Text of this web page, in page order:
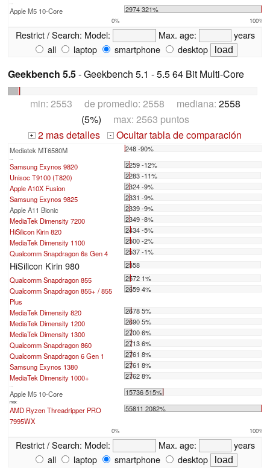
Apple M5 10-Core 2974 321%
0% 100%
Restrict / Search: Model: Max. age:
years
all
laptop smartphone desktop
Geekbench 5.5- Geekbench 5.1 - 5.5 64 Bit Multi-Core
min: 2553 de promedio: 2558 mediana: 2558
(5%) max: 2563 puntos
+ 2 mas detalles - Ocultar tabla de comparación
Mediatek MT6580M 248 -90%
Samsung Exynos 9820
2259 -12%
Unisoc T9100 (T820)
2283 -11%
Apple A10X Fusion
2324 -9%
Samsung Exynos 9825
2331 -9%
Apple A11 Bionic
2339 -9%
MediaTek Dimensity 7200
2349 -8%
HiSilicon Kirin 820
2434 -5%
MediaTek Dimensity 1100
2500 -2%
Qualcomm Snapdragon 6s Gen 4
2537 -1%
HiSilicon Kirin 980
2558
Qualcomm Snapdragon 855
2572 1%
Qualcomm Snapdragon 855+ / 855
Plus
2659 4%
MediaTek Dimensity 820
2678 5%
MediaTek Dimensity 1200
2690 5%
MediaTek Dimensity 1300
2700 6%
Qualcomm Snapdragon 860
2713 6%
Qualcomm Snapdragon 6 Gen 1
2761 8%
Samsung Exynos 1380
2761 8%
MediaTek Dimensity 1000+
2762 8%
Apple M5 10-Core 15736 515%
max:
AMD Ryzen Threadripper PRO
7995WX
55811 2082%
0% 100%
Restrict / Search: Model: Max. age:
years
all
laptop smartphone desktop